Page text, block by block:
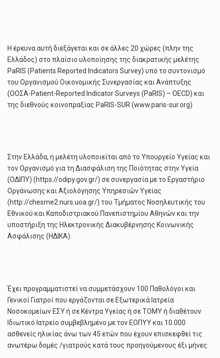
Η έρευνα αυτή διεξάγεται και σε άλλες 20 χώρες (πλην της
Ελλάδος) στο πλαίσιο υλοποίησης της διακρατικής μελέτης
PaRIS (Patients Reported Indicators Survey) υπό το συντονισμό
του Οργανισμού Οικονομικής Συνεργασίας και Ανάπτυξης
(ΟΟΣΑ-Patient-Reported Indicator Surveys (PaRIS) – OECD) και
της διεθνούς κοινοπραξίας PaRIS-SUR (www.paris-sur.org)
Στην Ελλάδα, η μελέτη υλοποιείται από το Υπουργείο Υγείας και
τον Οργανισμό για τη Διασφάλιση της Ποιότητας στην Υγεία
(ΟΔΙΠΥ) (https://odipy.gov.gr/) σε συνεργασία με το Εργαστήριο
Οργάνωσης και Αξιολόγησης Υπηρεσιών Υγείας
(http://chesme2.nurs.uoa.gr/) του Τμήματος Νοσηλευτικής του
Εθνικού και Καποδιστριακού Πανεπιστημίου Αθηνών και την
υποστήριξη της Ηλεκτρονικής Διακυβέρνησης Κοινωνικής
Ασφάλισης (ΗΔΙΚΑ).
Έχει προγραμματιστεί να συμμετάσχουν 100 Παθολόγοι και
Γενικοί Γιατροί που εργάζονται σε Εξωτερικά Ιατρεία
Νοσοκομείων ΕΣΥ ή σε Κέντρα Υγείας ή σε ΤΟΜΥ ή διαθέτουν
Iδιωτικό Iατρείο συμβεβλημένο με τον ΕΟΠΥΥ και 10.000
ασθενείς ηλικίας άνω των 45 ετών που έχουν επισκεφθεί τις
ανωτέρω δομές /γιατρούς κατά τους προηγούμενους έξι μήνες.